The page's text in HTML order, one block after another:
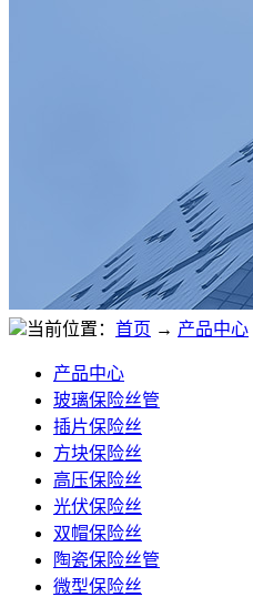
当前位置： 首页 → 产品中心
产品中心
玻璃保险丝管
插片保险丝
方块保险丝
高压保险丝
光伏保险丝
双帽保险丝
陶瓷保险丝管
微型保险丝